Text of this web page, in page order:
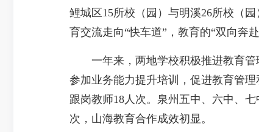
鲤城区15所校（园）与明溪26所校（
育交流走向“快车道”，教育的“双向奔
一年来，两地学校积极推进教育管
参加业务能力提升培训，促进教育管
跟岗教师18人次。泉州五中、六中、
次，山海教育合作成效初显。